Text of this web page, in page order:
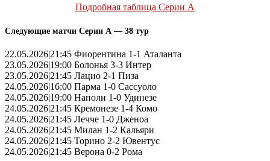
Подробная таблица Серии А
Следующие матчи Серии А — 38 тур
22.05.2026|21:45 Фиорентина 1-1 Аталанта
23.05.2026|19:00 Болонья 3-3 Интер
23.05.2026|21:45 Лацио 2-1 Пиза
24.05.2026|16:00 Парма 1-0 Сассуоло
24.05.2026|19:00 Наполи 1-0 Удинезе
24.05.2026|21:45 Кремонезе 1-4 Комо
24.05.2026|21:45 Лечче 1-0 Дженоа
24.05.2026|21:45 Милан 1-2 Кальяри
24.05.2026|21:45 Торино 2-2 Ювентус
24.05.2026|21:45 Верона 0-2 Рома